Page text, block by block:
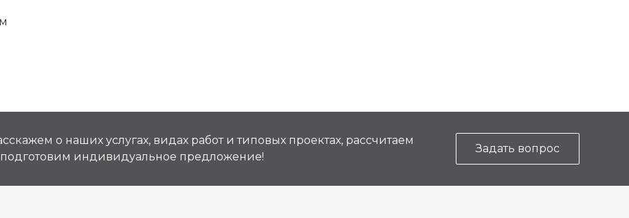
о наших услугах, видах работ и типовых проектах, рассчитаем
подготовим индивидуальное предложение!
Задать вопрос